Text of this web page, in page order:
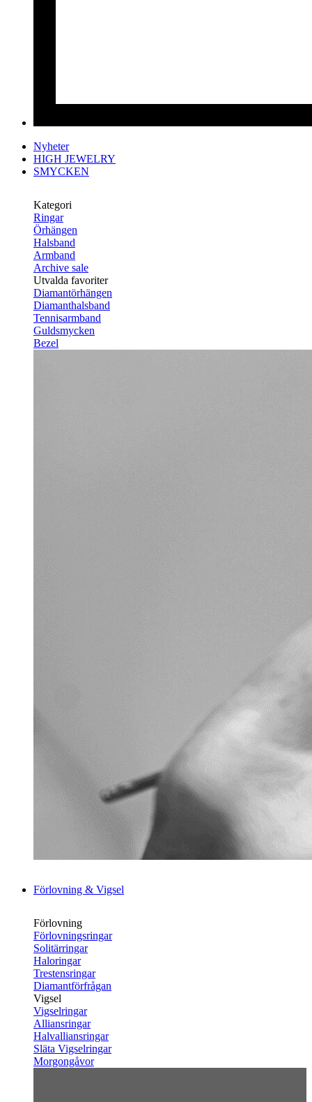
Nyheter
HIGH JEWELRY
SMYCKEN
Kategori
Ringar
Örhängen
Halsband
Armband
Archive sale
Utvalda favoriter
Diamantörhängen
Diamanthalsband
Tennisarmband
Guldsmycken
Bezel
Förlovning & Vigsel
Förlovning
Förlovningsringar
Solitärringar
Haloringar
Trestensringar
Diamantförfrågan
Vigsel
Vigselringar
Alliansringar
Halvalliansringar
Släta Vigselringar
Morgongåvor